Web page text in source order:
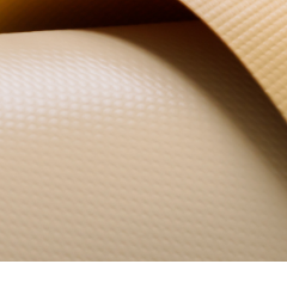
網布加工應用
search